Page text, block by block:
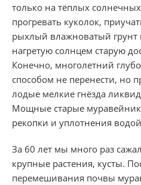
только на тёплых
прогревать куколок,
рыхлый влажноватый
нагретую солнцем старую
Конечно, многолетний
спосо­бом не перенести, но
лодые мелкие гнёзда
Мощные старые
рекопки и уплотнения
За 60 лет мы мно­го раз
крупные растения, кусты.
перемешивания почвы